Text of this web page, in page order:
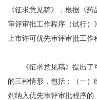
《征求意见稿》，根据《
审评审批工作程序（试行）
上市许可优先审评审批工作
《征求意见稿》提出了
的三种情形，包括：（一）
剂纳入优先审评审批程序